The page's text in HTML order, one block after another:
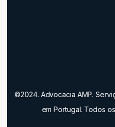
©2024. Advocacia AMP.
em Portugal. Todos